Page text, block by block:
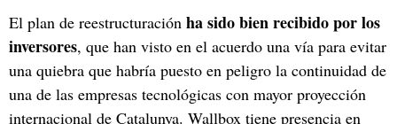
El plan de reestructuración ha sido bien recibido por los
inversores, que han visto en el acuerdo una vía para evitar
una quiebra que habría puesto en peligro la continuidad de
una de las empresas tecnológicas con mayor proyección
internacional de Catalunya. Wallbox tiene presencia en